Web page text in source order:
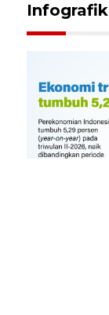
Infografik